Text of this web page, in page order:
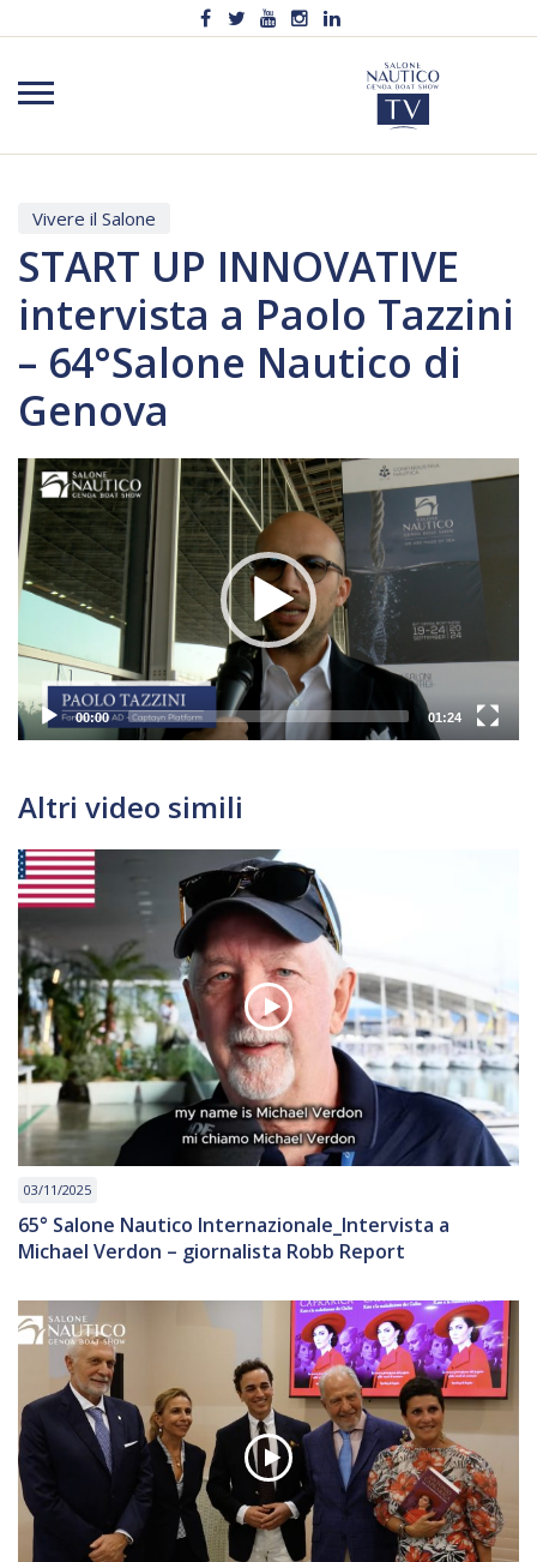
Vivere il Salone
START UP INNOVATIVE
intervista a Paolo Tazzini
– 64°Salone Nautico di
Genova
Video
Player
00:00 01:24
Altri video simili
03/11/2025
65° Salone Nautico Internazionale_Intervista a
Michael Verdon – giornalista Robb Report